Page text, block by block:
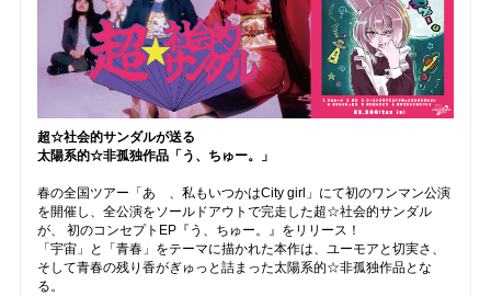
超☆社会的サンダルが送る
太陽系的☆非孤独作品「う、ちゅー。」
春の全国ツアー「あゝ、私もいつかはCity girl」にて初のワンマン公演
を開催し、全公演をソールドアウトで完走した超☆社会的サンダル
が、 初のコンセプトEP『う、ちゅー。』をリリース！
「宇宙」と「青春」をテーマに描かれた本作は、ユーモアと切実さ、
そして青春の残り香がぎゅっと詰まった太陽系的☆非孤独作品とな
る。